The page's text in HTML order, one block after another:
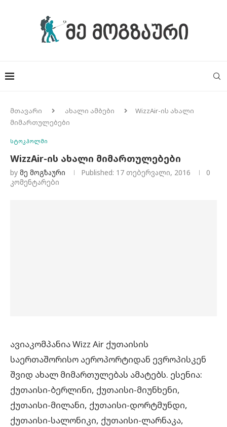
მთავარი ახალი ამბები
WizzAir-ის ახალი
მიმართულებები
სტოკჰოლმი
WizzAir-ის ახალი მიმართულებები
by Მე Მოგზაური Published: 17 თებერვალი, 2016
0
კომენტარები
ავიაკომპანია Wizz Air ქუთაისის
საერთაშორისო აეროპორტიდან ევროპისკენ
შვიდ ახალ მიმართულებას ამატებს. ესენია:
ქუთაისი-ბერლინი, ქუთაისი-მიუნხენი,
ქუთაისი-მილანი, ქუთაისი-დორტმუნდი,
ქუთაისი-სალონიკი, ქუთაისი-ლარნაკა,